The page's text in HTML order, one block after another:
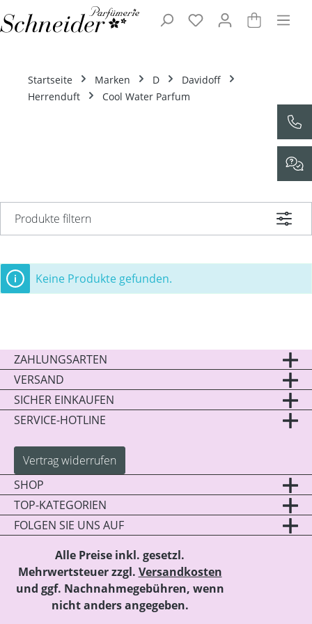
Zum Hauptinhalt springen
Startseite Marken D
Davidoff
Herrenduft
Cool Water Parfum
Produkte filtern
Keine Produkte gefunden.
ZAHLUNGSARTEN
VERSAND
SICHER EINKAUFEN
SERVICE-HOTLINE
Vertrag widerrufen
SHOP
TOP-KATEGORIEN
FOLGEN SIE UNS AUF
Alle Preise inkl. gesetzl.
Mehrwertsteuer zzgl. Versandkosten
und ggf. Nachnahmegebühren, wenn
nicht anders angegeben.